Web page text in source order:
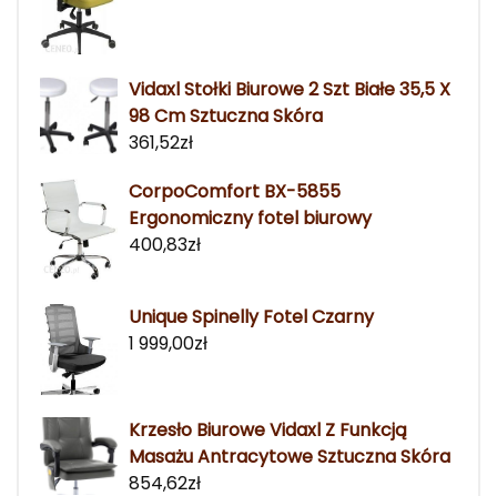
Vidaxl Stołki Biurowe 2 Szt Białe 35,5 X
98 Cm Sztuczna Skóra
361,52zł
CorpoComfort BX-5855
Ergonomiczny fotel biurowy
400,83zł
Unique Spinelly Fotel Czarny
1 999,00zł
Krzesło Biurowe Vidaxl Z Funkcją
Masażu Antracytowe Sztuczna Skóra
854,62zł